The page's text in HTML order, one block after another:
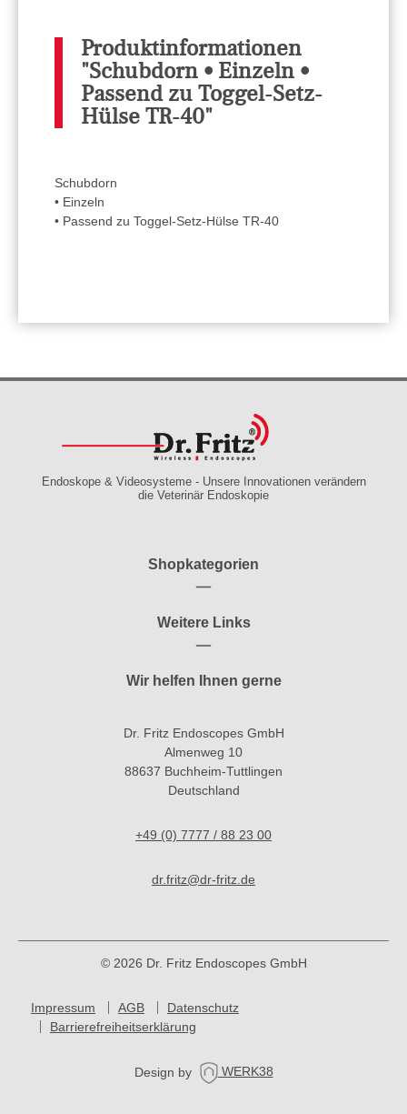
Produktinformationen
"Schubdorn • Einzeln •
Passend zu Toggel-Setz-
Hülse TR-40"
Schubdorn
• Einzeln
• Passend zu Toggel-Setz-Hülse TR-40
Endoskope & Videosysteme - Unsere Innovationen verändern
die Veterinär Endoskopie
Shopkategorien
Weitere Links
Wir helfen Ihnen gerne
Dr. Fritz Endoscopes GmbH
Almenweg 10
88637 Buchheim-Tuttlingen
Deutschland
+49 (0) 7777 / 88 23 00
dr.fritz@dr-fritz.de
© 2026 Dr. Fritz Endoscopes GmbH
Impressum AGB
Datenschutz
Barrierefreiheitserklärung
Design by WERK38